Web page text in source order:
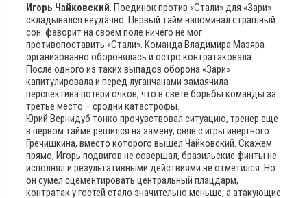
Игорь Чайковский. Поединок против «Стали» для «Зари»
складывался неудачно. Первый тайм напоминал страшный
сон: фаворит на своем поле ничего не мог
противопоставить «Стали». Команда Владимира Мазяра
организованно оборонялась и остро контратаковала.
После одного из таких выпадов оборона «Зари»
капитулировала и перед луганчанами замаячила
перспектива потери очков, что в свете борьбы команды за
третье место – сродни катастрофы.
Юрий Вернидуб тонко прочувствовал ситуацию, тренер еще
в первом тайме решился на замену, сняв с игры инертного
Гречишкина, вместо которого вышел Чайковский. Скажем
прямо, Игорь подвигов не совершал, бразильские финты не
исполнял и результативными действиями не отметился. Но
он сумел сцементировать центральный плацдарм,
контратак у гостей стало значительно меньше, а атакующие